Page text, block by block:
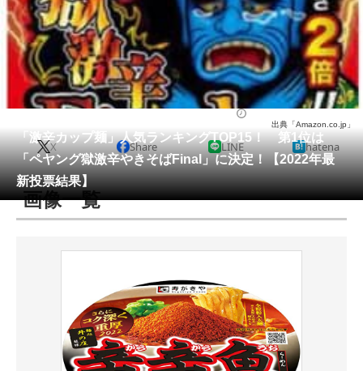
エンタメ クイズ
グルメ 地域
住まい 教育・育児
リサーチ
会員記事
メディア
注目記事を集めた総合ページ
進化するPCとデバイスの未来
好きが集まる 比べて選べる
「激辛カップ麺」人気ランキングTOP15！ 第1位は
「ペヤング獄激辛やきそばFinal」に決定！【2022年最
新投票結果】
出典「Amazon.co.jp」
X Share LINE hatena
画像一覧